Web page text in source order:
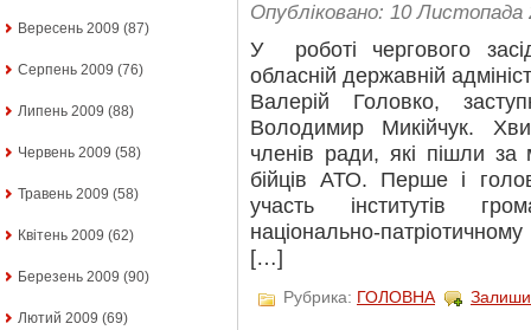
Вересень 2009 (87)
Серпень 2009 (76)
Липень 2009 (88)
Червень 2009 (58)
Травень 2009 (58)
Квітень 2009 (62)
Березень 2009 (90)
Лютий 2009 (69)
Опубліковано: 10 Листопада
У роботі чергового
обласній державній
Валерій Головко,
Володимир Микійчук.
членів ради, які пішли
бійців АТО. Перше і
участь інститутів
національно-
[…]
Рубрика: ГОЛОВНА